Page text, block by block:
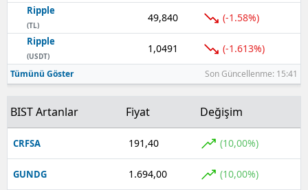
Ripple
(TL)
49,840 (-1.58%)
Ripple
(USDT)
1,0491 (-1.613%)
Tümünü Göster Son Güncellenme: 15:41
BIST Artanlar Fiyat Değişim
CRFSA 191,40 (10,00%)
GUNDG 1.694,00 (10,00%)